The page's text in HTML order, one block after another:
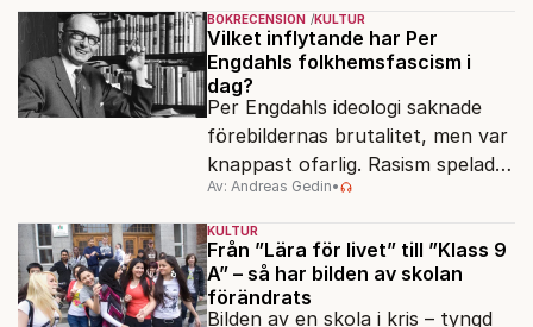
BOKRECENSION KULTUR
Vilket inflytande har Per
Engdahls folkhemsfascism i
dag?
Per Engdahls ideologi saknade
förebildernas brutalitet, men var
knappast ofarlig. Rasism spelades
ned i förmån för "kultur". Känns
det igen?
Av: Andreas Gedin•
KULTUR
Från ”Lära för livet” till ”Klass 9
A” – så har bilden av skolan
förändrats
Bilden av en skola i kris – tyngd